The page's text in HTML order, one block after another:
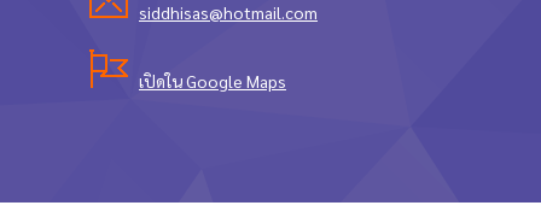
siddhisas@hotmail.com
เปิดใน Google Maps